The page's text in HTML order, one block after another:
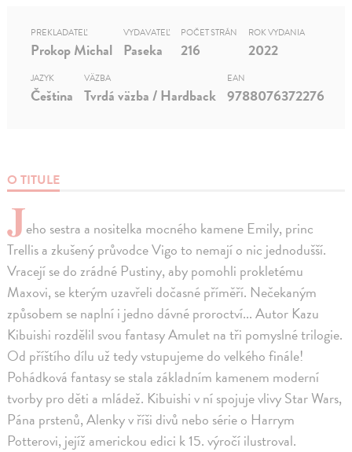
O TITULE
Jeho sestra a nositelka mocného kamene Emily, princ
Trellis a zkušený průvodce Vigo to nemají o nic jednodušší.
Vracejí se do zrádné Pustiny, aby pomohli prokletému
Maxovi, se kterým uzavřeli dočasné příměří. Nečekaným
způsobem se naplní i jedno dávné proroctví... Autor Kazu
Kibuishi rozdělil svou fantasy Amulet na tři pomyslné trilogie.
Od příštího dílu už tedy vstupujeme do velkého finále!
Pohádková fantasy se stala základním kamenem moderní
tvorby pro děti a mládež. Kibuishi v ní spojuje vlivy Star Wars,
Pána prstenů, Alenky v říši divů nebo série o Harrym
Potterovi, jejíž americkou edici k 15. výročí ilustroval.
PREKLADATEĽ
Prokop Michal
VYDAVATEĽ
Paseka
POČET STRÁN
216
ROK VYDANIA
2022
JAZYK
Čeština
VÄZBA
Tvrdá väzba / Hardback
EAN
9788076372276